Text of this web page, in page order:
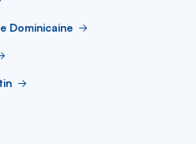
Dominicaine